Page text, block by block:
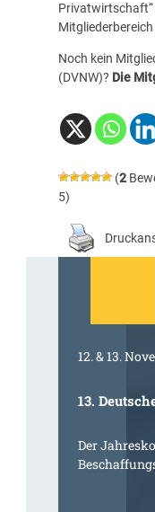
Mitgliederbereich
Noch kein
(DVNW)? Die
(2
5)
12. & 13.
13.
Der